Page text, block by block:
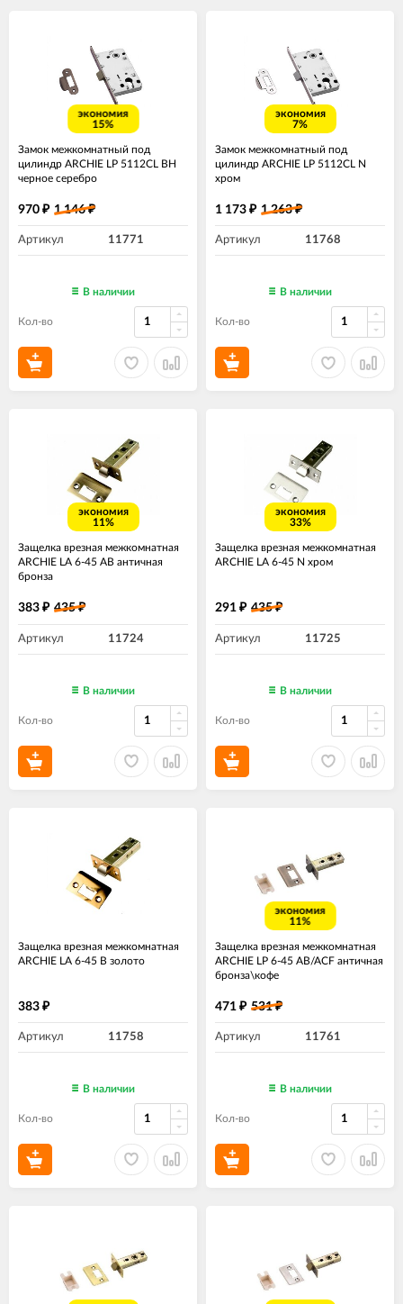
экономия
15%
Замок межкомнатный под
цилиндр ARCHIE LP 5112CL BH
черное серебро
970 ₽ 1 146₽
Артикул 11771
В наличии
Кол-во
экономия
7%
Замок межкомнатный под
цилиндр ARCHIE LP 5112CL N
хром
1 173 ₽ 1 263₽
Артикул 11768
В наличии
Кол-во
экономия
11%
Защелка врезная межкомнатная
ARCHIE LA 6-45 AB античная
бронза
383 ₽ 435₽
Артикул 11724
В наличии
Кол-во
экономия
33%
Защелка врезная межкомнатная
ARCHIE LA 6-45 N хром
291 ₽ 435₽
Артикул 11725
В наличии
Кол-во
Защелка врезная межкомнатная
ARCHIE LA 6-45 В​ золото
383 ₽
Артикул 11758
В наличии
Кол-во
экономия
11%
Защелка врезная межкомнатная
ARCHIE LP 6-45 AB/ACF античная
бронза\кофе
471 ₽ 531₽
Артикул 11761
В наличии
Кол-во